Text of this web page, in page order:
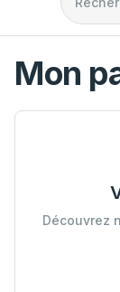
Mon
Découvrez